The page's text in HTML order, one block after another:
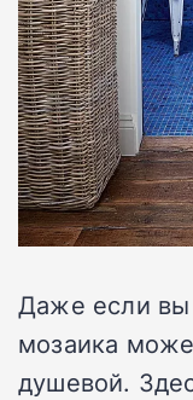
Даже если вы
мозаика
душевой.